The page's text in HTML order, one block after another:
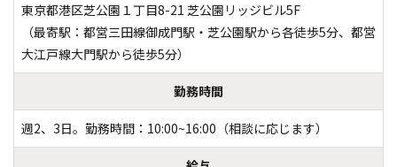
東京都港区芝公園１丁目8-21 芝公園リッジビル5F
（最寄駅：都営三田線御成門駅・芝公園駅から各徒歩5分、都営
大江戸線大門駅から徒歩5分）
勤務時間